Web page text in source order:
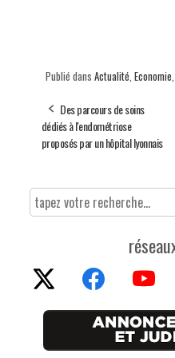
Publié dans Actualité Economie
Des parcours de soins
dédiés à l'endométriose
proposés par un hôpital lyonnais